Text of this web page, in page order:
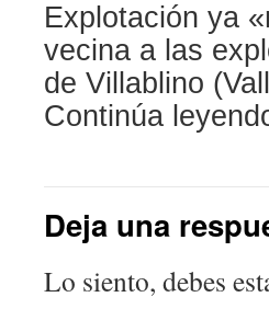
Explotación ya
vecina a las
de Villablino
Continúa
Deja una
Lo siento, debes